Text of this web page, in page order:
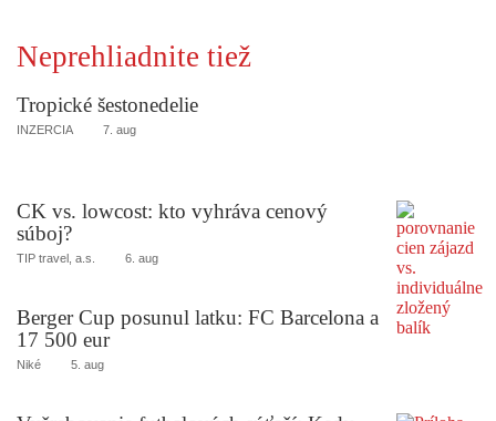
Neprehliadnite tiež
Tropické šestonedelie
INZERCIA 7. aug
CK vs. lowcost: kto vyhráva cenový
súboj?
TIP travel, a.s. 6. aug
Berger Cup posunul latku: FC Barcelona a
17 500 eur
Niké 5. aug